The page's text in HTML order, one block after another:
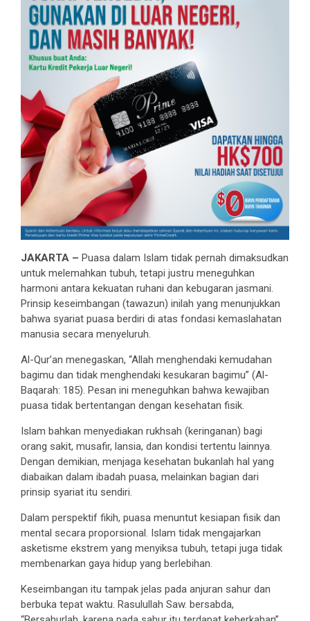
JAKARTA – Puasa dalam Islam tidak pernah dimaksudkan
untuk melemahkan tubuh, tetapi justru meneguhkan
harmoni antara kekuatan ruhani dan kebugaran jasmani.
Prinsip keseimbangan (tawazun) inilah yang menunjukkan
bahwa syariat puasa berdiri di atas fondasi kemaslahatan
manusia secara menyeluruh.
Al-Qur’an menegaskan, “Allah menghendaki kemudahan
bagimu dan tidak menghendaki kesukaran bagimu” (Al-
Baqarah: 185). Pesan ini meneguhkan bahwa kewajiban
puasa tidak bertentangan dengan kesehatan fisik.
Islam bahkan menyediakan rukhsah (keringanan) bagi
orang sakit, musafir, lansia, dan kondisi tertentu lainnya.
Dengan demikian, menjaga kesehatan bukanlah hal yang
diabaikan dalam ibadah puasa, melainkan bagian dari
prinsip syariat itu sendiri.
Dalam perspektif fikih, puasa menuntut kesiapan fisik dan
mental secara proporsional. Islam tidak mengajarkan
asketisme ekstrem yang menyiksa tubuh, tetapi juga tidak
membenarkan gaya hidup yang berlebihan.
Keseimbangan itu tampak jelas pada anjuran sahur dan
berbuka tepat waktu. Rasulullah Saw. bersabda,